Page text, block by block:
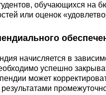
обучающихся на
или оценок
начисляется в
успешно
может
результатами